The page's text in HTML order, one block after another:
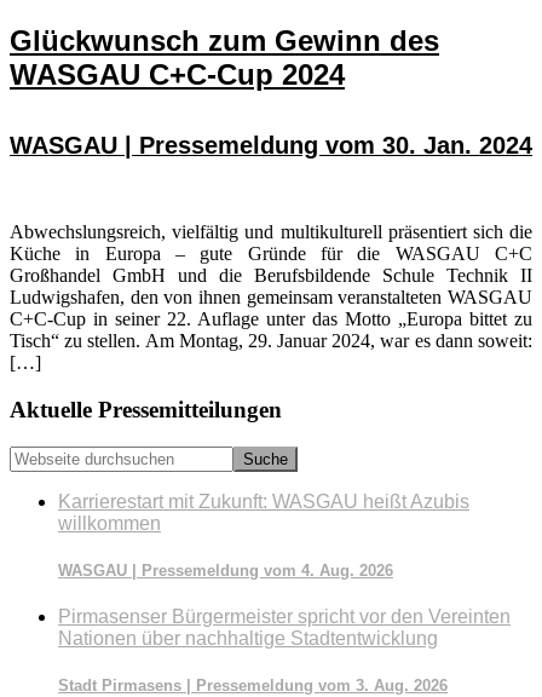
Glückwunsch zum Gewinn des
WASGAU C+C-Cup 2024
WASGAU | Pressemeldung vom 30. Jan. 2024
Abwechslungsreich, vielfältig und multikulturell präsentiert sich die
Küche in Europa – gute Gründe für die WASGAU C+C
Großhandel GmbH und die Berufsbildende Schule Technik II
Ludwigshafen, den von ihnen gemeinsam veranstalteten WASGAU
C+C-Cup in seiner 22. Auflage unter das Motto „Europa bittet zu
Tisch“ zu stellen. Am Montag, 29. Januar 2024, war es dann soweit:
[…]
Seitenspalte
Aktuelle Pressemitteilungen
Webseite
durchsuchen
Karrierestart mit Zukunft: WASGAU heißt Azubis
willkommen
WASGAU | Pressemeldung vom 4. Aug. 2026
Pirmasenser Bürgermeister spricht vor den Vereinten
Nationen über nachhaltige Stadtentwicklung
Stadt Pirmasens | Pressemeldung vom 3. Aug. 2026